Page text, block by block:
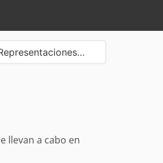
llevan a cabo en